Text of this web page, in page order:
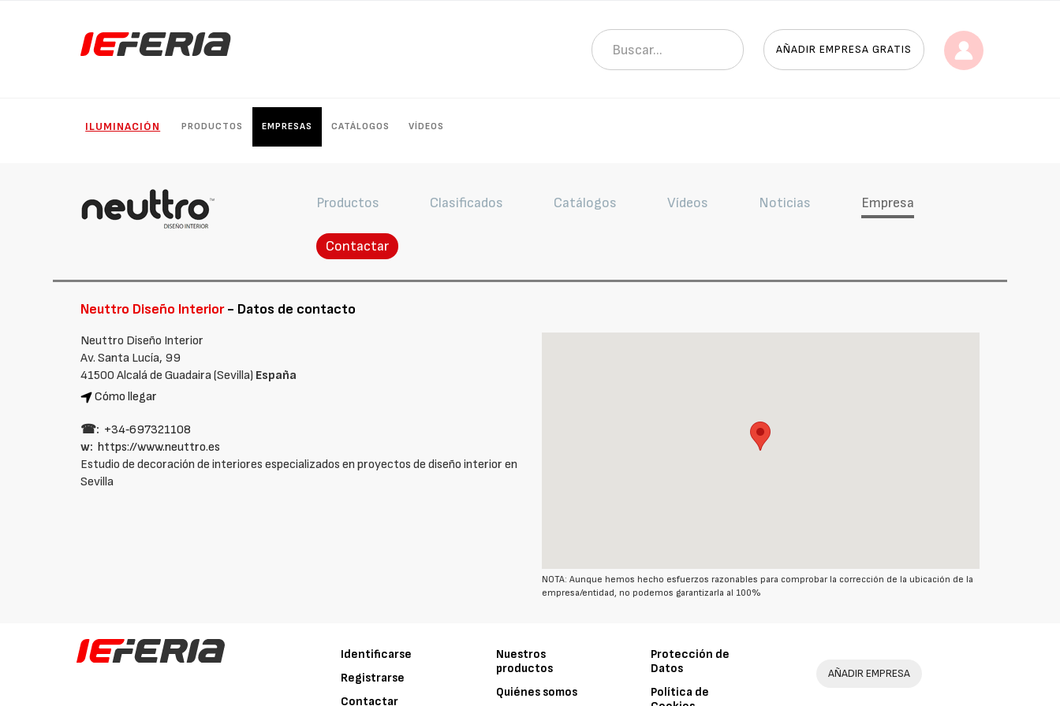
AÑADIR EMPRESA GRATIS
ILUMINACIÓN PRODUCTOS EMPRESAS CATÁLOGOS VÍDEOS
Productos Clasificados Catálogos Vídeos Noticias Empresa
Contactar
Neuttro Diseño Interior- Datos de contacto
Neuttro Diseño Interior
Av. Santa Lucía, 99
41500 Alcalá de Guadaira (Sevilla) España
Cómo llegar
☎: +34‑697321108
w:https://www.neuttro.es
Estudio de decoración de interiores especializados en proyectos de diseño interior en
Sevilla
NOTA: Aunque hemos hecho esfuerzos razonables para comprobar la corrección de la ubicación de la
empresa/entidad, no podemos garantizarla al 100%
Identificarse
Registrarse
Contactar
Nuestros
productos
Quiénes somos
Protección de
Datos
Política de
AÑADIR EMPRESA